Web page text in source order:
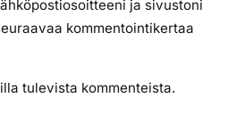
ja sivustoni
kommentointikertaa
tulevista kommenteista.